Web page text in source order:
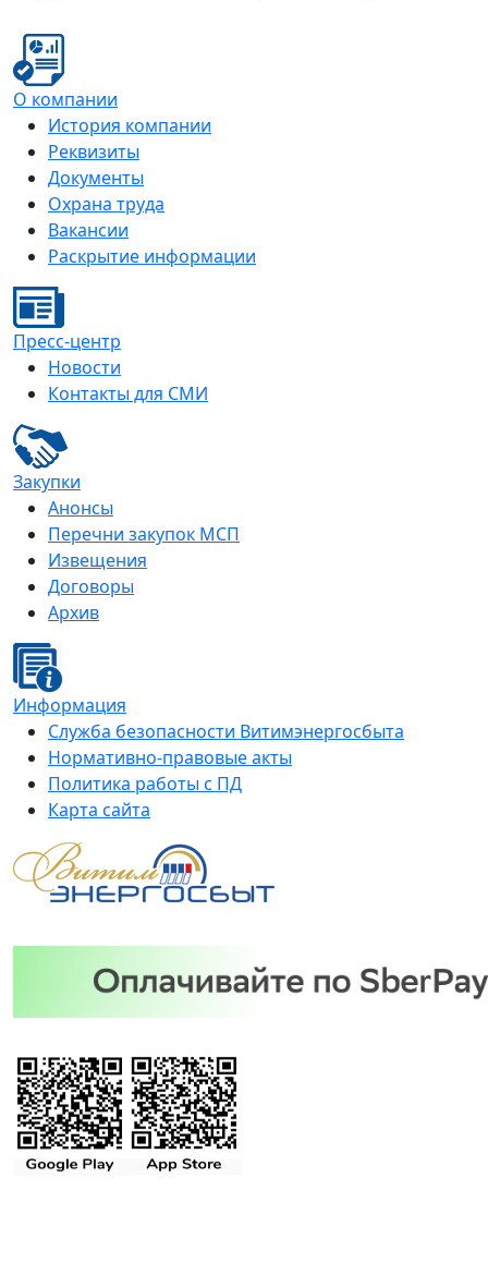
О компании
История компании
Реквизиты
Документы
Охрана труда
Вакансии
Раскрытие информации
Пресс-центр
Новости
Контакты для СМИ
Закупки
Анонсы
Перечни закупок МСП
Извещения
Договоры
Архив
Информация
Служба безопасности Витимэнергосбыта
Нормативно-правовые акты
Политика работы с ПД
Карта сайта